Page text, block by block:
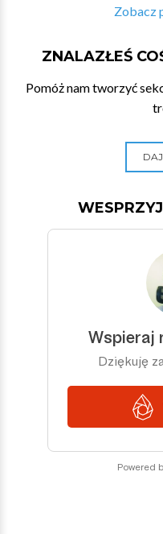
Zobacz
ZNALAZŁEŚ
Pomóż nam tworzyć